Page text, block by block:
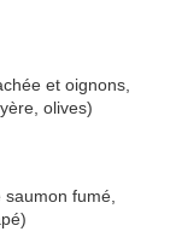
et oignons,
olives)
fumé,